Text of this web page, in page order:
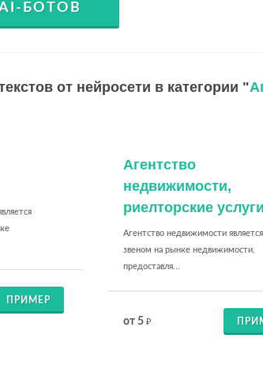
БОТОВ
от нейросети в категории "
ПРИМЕР
Агентство
недвижимости,
риелторские услуги
Агентство недвижимости
звеном на рынке недвижимости,
предоставля...
от 5 ₽